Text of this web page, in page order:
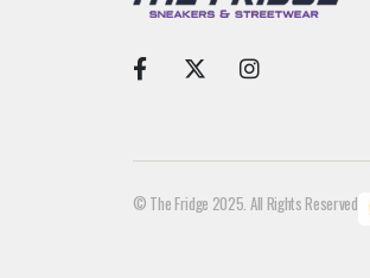
© The Fridge 2025. All Rights Reserved